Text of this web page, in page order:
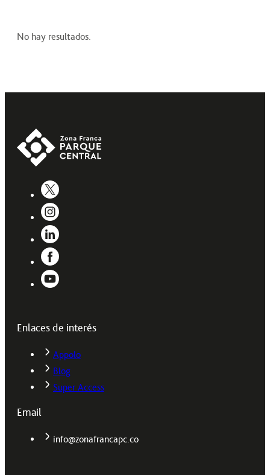
No hay resultados.
Enlaces de interés
Appolo
Blog
Super Access
Email
info@zonafrancapc.co